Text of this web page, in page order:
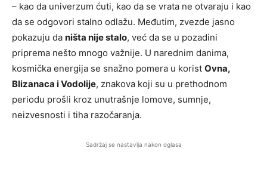
– kao da univerzum ćuti, kao da se vrata ne otvaraju i kao
da se odgovori stalno odlažu. Međutim, zvezde jasno
pokazuju da ništa nije stalo, već da se u pozadini
priprema nešto mnogo važnije. U narednim danima,
kosmička energija se snažno pomera u korist Ovna,
Blizanaca i Vodolije, znakova koji su u prethodnom
periodu prošli kroz unutrašnje lomove, sumnje,
neizvesnosti i tiha razočaranja.
Sadržaj se nastavlja nakon oglasa